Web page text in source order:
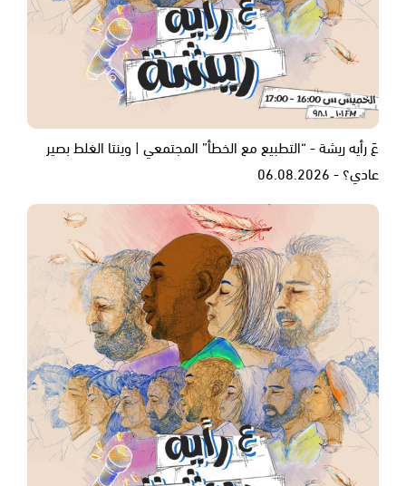
عَ رأيه ريشة - “التطبيع مع الخطأ” المجتمعي | وينتا الغلط بصير
عادي؟ - 06.08.2026